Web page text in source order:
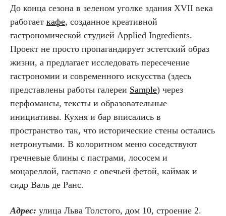
До конца сезона в зеленом уголке здания XVII века
работает кафе, созданное креативной
гастрономической студией Applied Ingredients.
Проект не просто пропагандирует эстетский образ
жизни, а предлагает исследовать пересечение
гастрономии и современного искусства (здесь
представлены работы галереи Sample) через
перфомансы, тексты и образовательные
инициативы. Кухня и бар вписались в
пространство так, что исторические стены остались
нетронутыми. В колоритном меню соседствуют
гречневые блины с пастрами, лососем и
моцареллой, гаспачо с овечьей фетой, каймак и
сидр Валь де Ранс.
Адрес: улица Льва Толстого, дом 10, строение 2.